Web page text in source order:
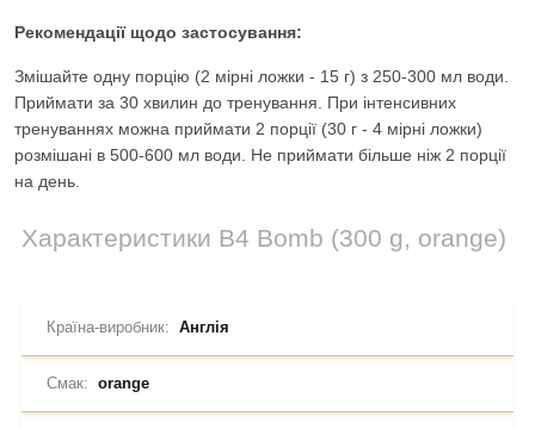
Рекомендації щодо застосування:
Змішайте одну порцію (2 мірні ложки - 15 г) з 250-300 мл води.
Приймати за 30 хвилин до тренування. При інтенсивних
тренуваннях можна приймати 2 порції (30 г - 4 мірні ложки)
розмішані в 500-600 мл води. Не приймати більше ніж 2 порції
на день.
Характеристики B4 Bomb (300 g, orange)
Країна-виробник: Англія
Смак: orange